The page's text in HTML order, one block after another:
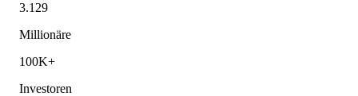
3.129
Millionäre
100K+
Investoren